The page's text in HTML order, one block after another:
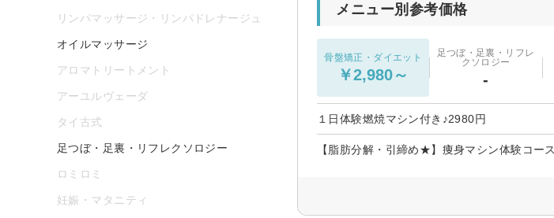
メニュー別参考価格
骨盤矯正・ダイエット
￥2,980～
足つぼ・足裏・リフレ
クソロジー
-
１日体験燃焼マシン付き♪2980円
【脂肪分解・引締め★】痩身マシン体験コー
リンパマッサージ・リンパドレナージュ
オイルマッサージ
アロマトリートメント
アーユルヴェーダ
タイ古式
足つぼ・足裏・リフレクソロジー
ロミロミ
妊娠・マタニティ